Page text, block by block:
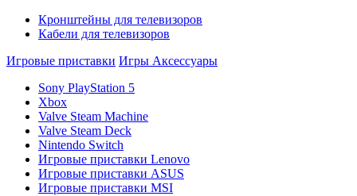
Кронштейны для телевизоров
Кабели для телевизоров
Игровые приставки Игры Аксессуары
Sony PlayStation 5
Xbox
Valve Steam Machine
Valve Steam Deck
Nintendo Switch
Игровые приставки Lenovo
Игровые приставки ASUS
Игровые приставки MSI